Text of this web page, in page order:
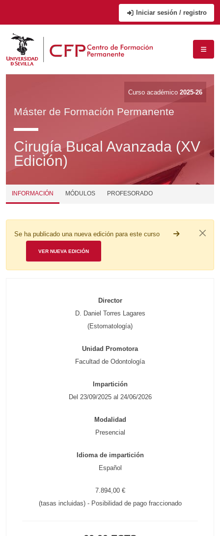
Iniciar sesión / registro
Curso académico 2025-26
Máster de Formación Permanente
Cirugía Bucal Avanzada (XV
Edición)
INFORMACIÓN MÓDULOS PROFESORADO
Se ha publicado una nueva edición para este curso
VER NUEVA EDICIÓN
Director
D. Daniel Torres Lagares
(Estomatología)
Unidad Promotora
Facultad de Odontología
Impartición
Del 23/09/2025 al 24/06/2026
Modalidad
Presencial
Idioma de impartición
Español
7.894,00 €
(tasas incluidas) - Posibilidad de pago fraccionado